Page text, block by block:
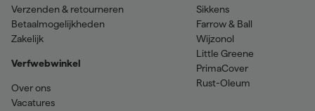
Verzenden & retourneren
Betaalmogelijkheden
Zakelijk
Verfwebwinkel
Over ons
Vacatures
Sikkens
Farrow & Ball
Wijzonol
Little Greene
PrimaCover
Rust-Oleum